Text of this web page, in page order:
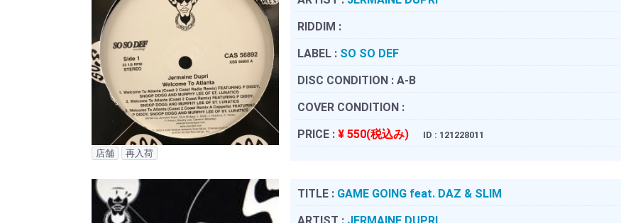
店舗 再入荷
RIDDIM :
LABEL : SO SO DEF
DISC CONDITION : A-B
COVER CONDITION :
PRICE : ¥ 550(税込み) ID : 121228011
TITLE : GAME GOING feat. DAZ & SLIM